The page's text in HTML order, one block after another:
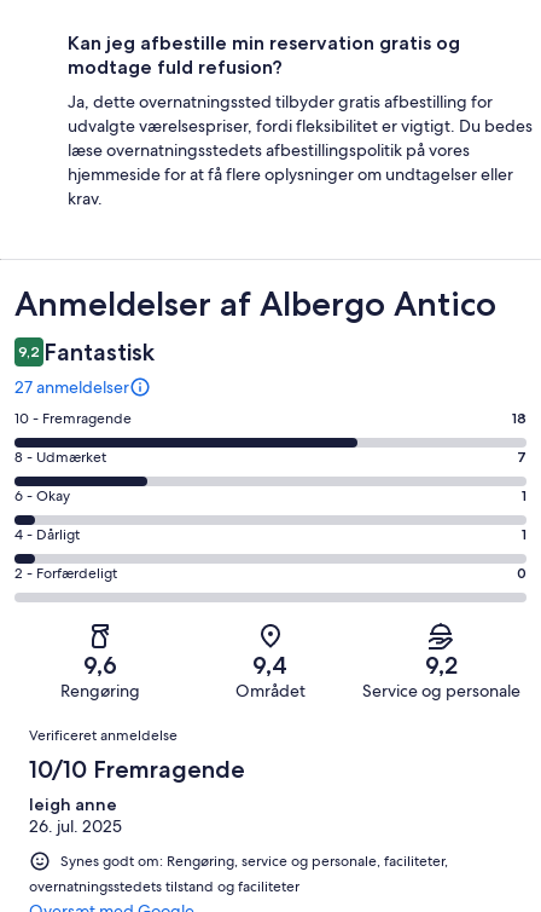
Kan jeg afbestille min reservation gratis og
modtage fuld refusion?
Ja, dette overnatningssted tilbyder gratis afbestilling for
udvalgte værelsespriser, fordi fleksibilitet er vigtigt. Du bedes
læse overnatningsstedets afbestillingspolitik på vores
hjemmeside for at få flere oplysninger om undtagelser eller
krav.
Anmeldelser
Anmeldelser af Albergo Antico
9,2 Fantastisk
27 anmeldelser
Bedømmelse
på
10
−
Fremragende.
18
af
i
anmeldelser
10 - Fremragende 18
Bedømmelse
på
8
−
Udmærket.
7
8 - Udmærket 7
Bedømmelse
på
6
−
Okay.
27
6 - Okay 1
Bedømmelse
på
4
alt
27
4 - Dårligt 1
Bedømmelse
på
Forfærdeligt.
af
alt
27
anmeldelser
2 - Forfærdeligt 0
9,6
Rengøring
9,4
Området
9,2
Service og personale
Anmeldelser
Verificeret anmeldelse
10/10 Fremragende
leigh anne
26. jul. 2025
Synes godt om: Rengøring, service og personale, faciliteter,
overnatningsstedets tilstand og faciliteter